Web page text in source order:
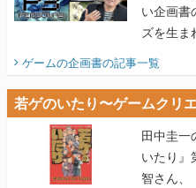
い企画書
ズを生ま
ビュー】
ゲームの企画書の記事一覧
若ゲのいたり〜ゲームクリ
田中圭一
いたり』
智さん、